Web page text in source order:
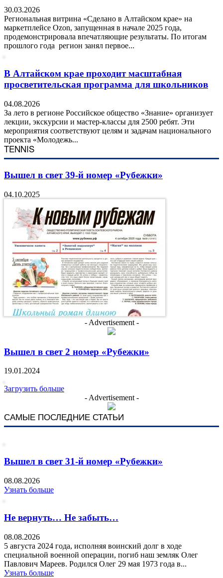
30.03.2026
Региональная витрина «Сделано в Алтайском крае» на
маркетплейсе Ozon, запущенная в начале 2025 года,
продемонстрировала впечатляющие результаты. По итогам
прошлого года регион занял первое...
В Алтайском крае проходит масштабная
просветительская программа для школьников
04.08.2026
За лето в регионе Российское общество «Знание» организует
лекции, экскурсии и мастер-классы для 2500 ребят. Эти
мероприятия соответствуют целям и задачам национального
проекта «Молодежь...
TENNIS
Вышел в свет 39-й номер «Рубежки»
04.10.2025
- Advertisement -
Вышел в свет 2 номер «Рубежки»
19.01.2024
Загрузить больше
- Advertisement -
САМЫЕ ПОСЛЕДНИЕ СТАТЬИ
Вышел в свет 31-й номер «Рубежки»
08.08.2026
Узнать больше
Не вернуть… Не забыть…
08.08.2026
5 августа 2024 года, исполняя воинский долг в ходе
специальной военной операции, погиб наш земляк Олег
Павлович Мареев. Родился Олег 29 мая 1973 года в...
Узнать больше